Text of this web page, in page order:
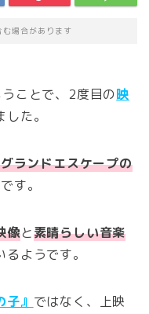
場合があります
ことで、2度目の映
た。
ランドエスケープの
す。
像と素晴らしい音楽
ようです。
子』 ではなく、上映